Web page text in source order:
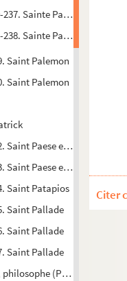
Sainte Paule
Sainte Paule de Rome
Saint Palemon
Saint Palemon
Saint Paese et saint Isaïe
Saint Paese et saint Isaïe
Saint Patapios
Saint Pallade
Saint Pallade
Saint Pallade
(Pantène)
Citer